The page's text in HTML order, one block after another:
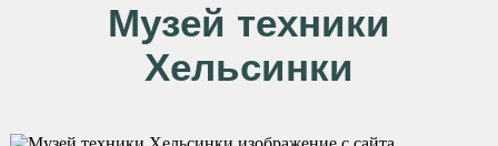
Музей техники
Хельсинки